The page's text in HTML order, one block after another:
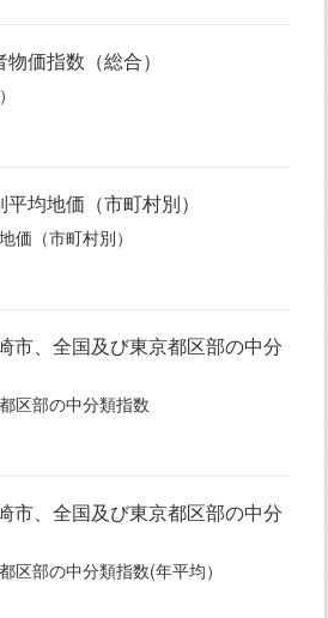
価指数（総合）
均地価（市町村別）
価（市町村別）
市、全国及び東京都区部の中分
区部の中分類指数
市、全国及び東京都区部の中分
区部の中分類指数(年平均）